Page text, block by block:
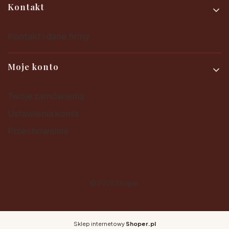
Kontakt
Moje konto
Sklep internetowy Shoper.pl